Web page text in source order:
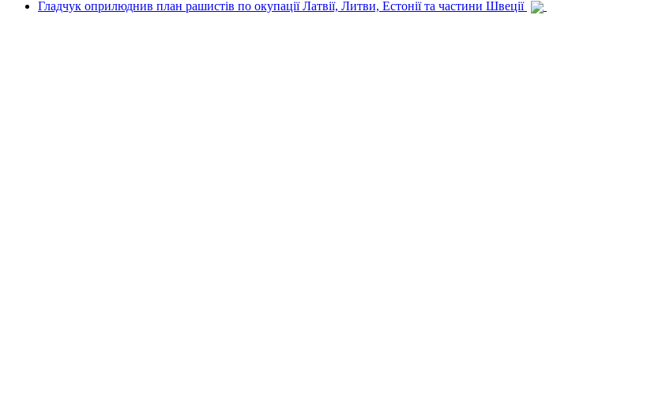
Гладчук оприлюднив план рашистів по окупації Латвії, Литви, Естонії та частини Швеції